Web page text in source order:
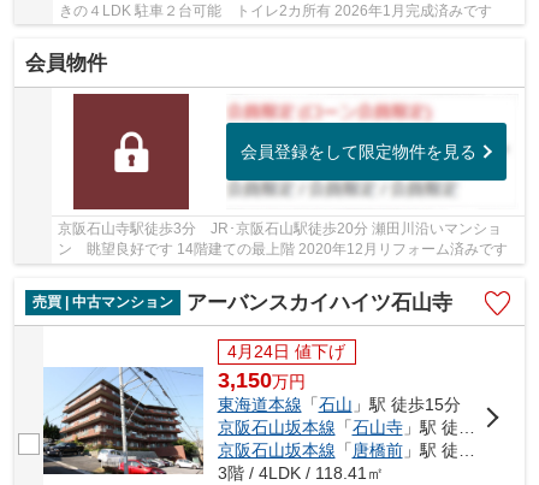
きの４LDK 駐車２台可能 トイレ2カ所有 2026年1月完成済みです
会員物件
会員登録をして限定物件を見る
京阪石山寺駅徒歩3分 JR･京阪石山駅徒歩20分 瀬田川沿いマンショ
ン 眺望良好です 14階建ての最上階 2020年12月リフォーム済みです
売買 | 中古マンション アーバンスカイハイツ石山寺
4月24日 値下げ
3,150万円
東海道本線 「石山 」駅 徒歩15分
京阪石山坂本線 「石山寺」駅 徒歩4分
京阪石山坂本線 「唐橋前」駅 徒歩8分
3階 / 4LDK / 118.41㎡